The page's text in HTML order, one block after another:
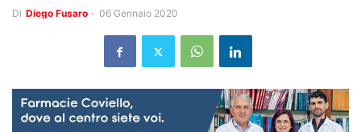
Di Diego Fusaro - 06 Gennaio 2020